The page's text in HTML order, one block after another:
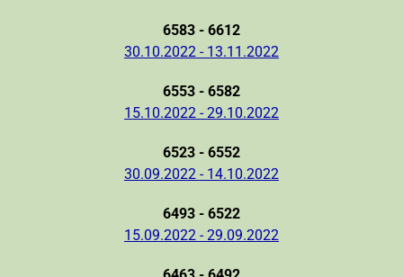
6583 - 6612
30.10.2022 - 13.11.2022
6553 - 6582
15.10.2022 - 29.10.2022
6523 - 6552
30.09.2022 - 14.10.2022
6493 - 6522
15.09.2022 - 29.09.2022